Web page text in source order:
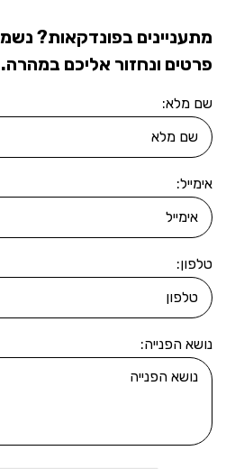
מתעניינים בפונדקאות?
פרטים ונחזור אליכם
שם מלא:
אימייל:
טלפון:
נושא הפנייה: